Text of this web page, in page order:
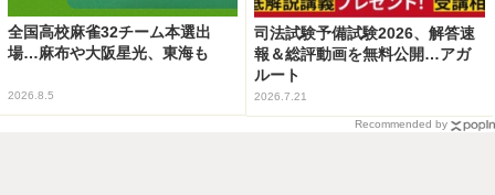
全国高校麻雀32チーム本選出
場…麻布や大阪星光、東海も
2026.8.5
司法試験予備試験2026、解答速
報＆総評動画を無料公開…アガ
ルート
2026.7.21
Recommended by